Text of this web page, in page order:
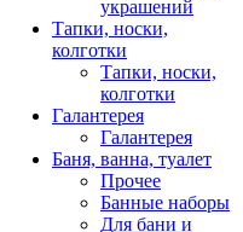
украшений
Тапки, носки,
колготки
Тапки, носки,
колготки
Галантерея
Галантерея
Баня, ванна, туалет
Прочее
Банные наборы
Для бани и